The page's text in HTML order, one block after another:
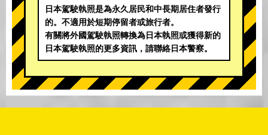
日本駕駛執照是為永久居民和中長期居住者發行
的。不適用於短期停留者或旅行者。
有關將外國駕駛執照轉換為日本執照或獲得新的
日本駕駛執照的更多資訊，請聯絡日本警察。